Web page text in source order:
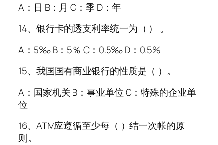
A：日 B：月 C：季 D：年
14、银行卡的透支利率统一为（ ） 。
A：5‰ B：5％ C：0.5‰ D：0.5%
15、我国国有商业银行的性质是（ ）。
A：国家机关 B：事业单位 C：特殊的企业单
位
16、ATM应遵循至少每（ ）结一次帐的原
则。